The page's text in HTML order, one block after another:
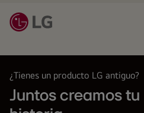
¿Tienes un producto LG antiguo?
Juntos creamos tu